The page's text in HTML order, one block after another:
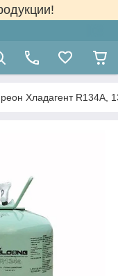
Хладагент R134А,